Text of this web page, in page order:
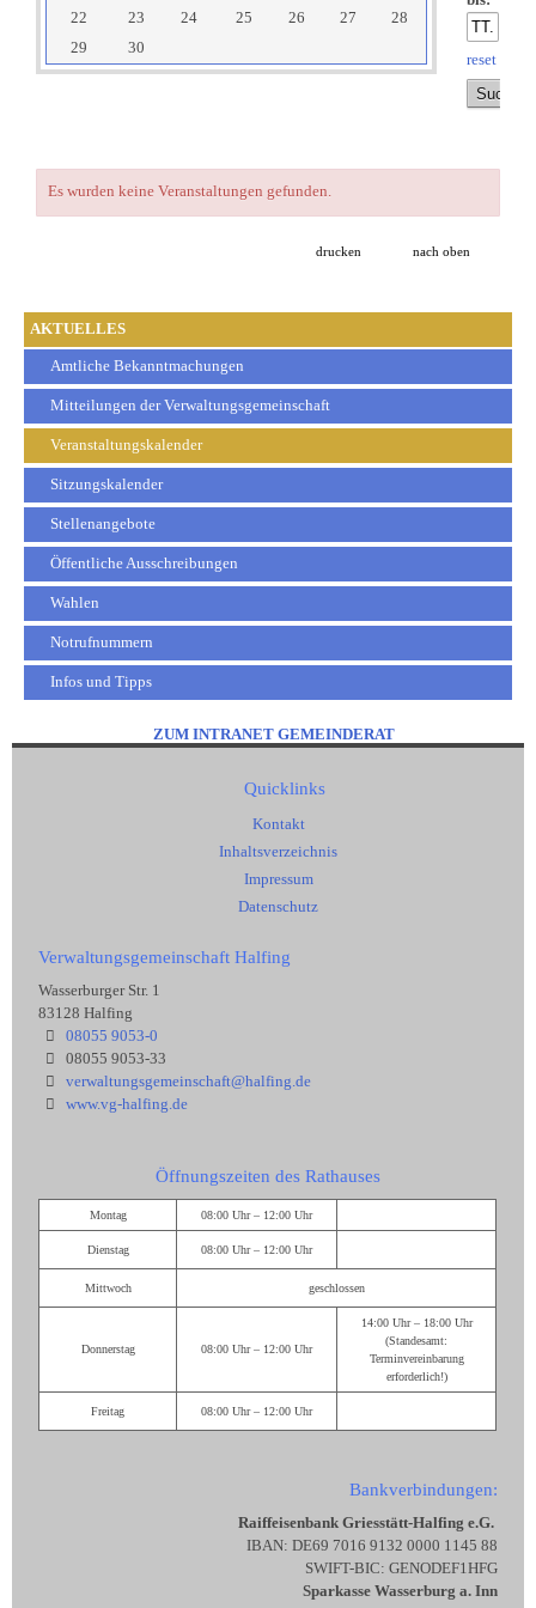
AKTUELLES
Amtliche Bekanntmachungen
Mitteilungen der Verwaltungsgemeinschaft
Veranstaltungskalender
Sitzungskalender
Stellenangebote
Öffentliche Ausschreibungen
Wahlen
Notrufnummern
Infos und Tipps
22
23 24 25 26 27
28
29
30
reset
Es wurden keine Veranstaltungen gefunden.
drucken nach oben
ZUM INTRANET GEMEINDERAT
Quicklinks
Kontakt
Inhaltsverzeichnis
Impressum
Datenschutz
Verwaltungsgemeinschaft Halfing
Wasserburger Str. 1
83128 Halfing
08055 9053-0
08055 9053-33
verwaltungsgemeinschaft@halfing.de
www.vg-halfing.de
Öffnungszeiten des Rathauses
Montag 08:00 Uhr – 12:00 Uhr
Dienstag 08:00 Uhr – 12:00 Uhr
Mittwoch geschlossen
Donnerstag 08:00 Uhr – 12:00 Uhr
14:00 Uhr – 18:00 Uhr
(Standesamt:
Terminvereinbarung
erforderlich!)
Freitag 08:00 Uhr – 12:00 Uhr
Bankverbindungen:
Raiffeisenbank Griesstätt-Halfing e.G.
IBAN: DE69 7016 9132 0000 1145 88
SWIFT-BIC: GENODEF1HFG
Sparkasse Wasserburg a. Inn